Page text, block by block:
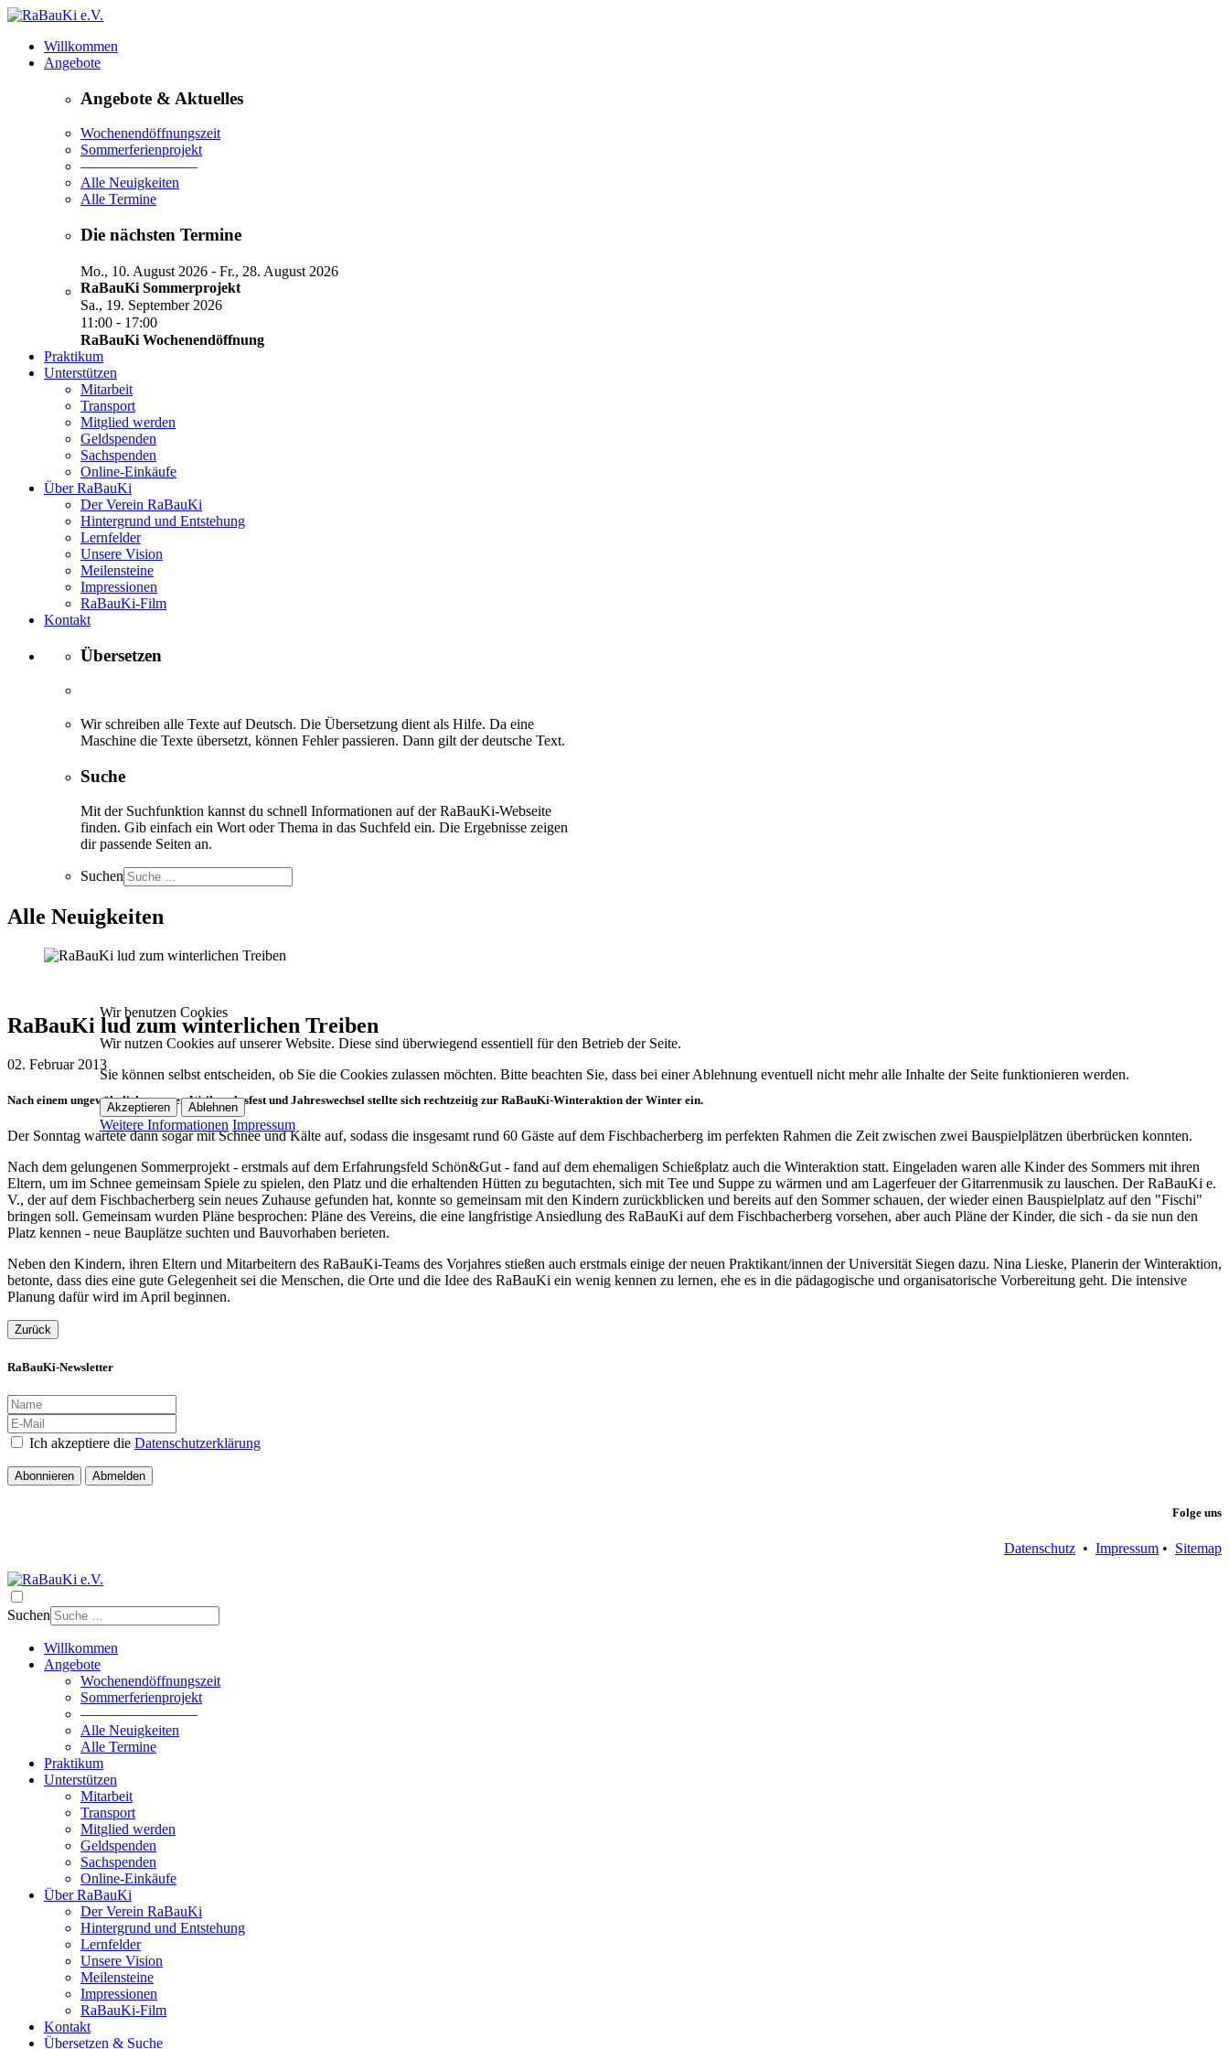
Willkommen
Angebote
Angebote & Aktuelles
Wochenendöffnungszeit
Sommerferienprojekt
————————
Alle Neuigkeiten
Alle Termine
Die nächsten Termine
Mo., 10. August 2026 - Fr., 28. August 2026
RaBauKi Sommerprojekt
Sa., 19. September 2026
11:00 - 17:00
RaBauKi Wochenendöffnung
Praktikum
Unterstützen
Mitarbeit
Transport
Mitglied werden
Geldspenden
Sachspenden
Online-Einkäufe
Über RaBauKi
Der Verein RaBauKi
Hintergrund und Entstehung
Lernfelder
Unsere Vision
Meilensteine
Impressionen
RaBauKi-Film
Kontakt
Übersetzen
Wir schreiben alle Texte auf Deutsch. Die Übersetzung dient als Hilfe. Da eine
Maschine die Texte übersetzt, können Fehler passieren. Dann gilt der deutsche Text.
Suche
Mit der Suchfunktion kannst du schnell Informationen auf der RaBauKi-Webseite
finden. Gib einfach ein Wort oder Thema in das Suchfeld ein. Die Ergebnisse zeigen
dir passende Seiten an.
Suchen
Alle Neuigkeiten
RaBauKi lud zum winterlichen Treiben
02. Februar 2013
Nach einem ungewöhnlich warmen Weihnachtsfest und Jahreswechsel stellte sich rechtzeitig zur RaBauKi-Winteraktion der Winter ein.
Der Sonntag wartete dann sogar mit Schnee und Kälte auf, sodass die insgesamt rund 60 Gäste auf dem Fischbacherberg im perfekten Rahmen die Zeit zwischen zwei Bauspielplätzen überbrücken konnten.
Nach dem gelungenen Sommerprojekt - erstmals auf dem Erfahrungsfeld Schön&Gut - fand auf dem ehemaligen Schießplatz auch die Winteraktion statt. Eingeladen waren alle Kinder des Sommers mit ihren
Eltern, um im Schnee gemeinsam Spiele zu spielen, den Platz und die erhaltenden Hütten zu begutachten, sich mit Tee und Suppe zu wärmen und am Lagerfeuer der Gitarrenmusik zu lauschen. Der RaBauKi e.
V., der auf dem Fischbacherberg sein neues Zuhause gefunden hat, konnte so gemeinsam mit den Kindern zurückblicken und bereits auf den Sommer schauen, der wieder einen Bauspielplatz auf den "Fischi"
bringen soll. Gemeinsam wurden Pläne besprochen: Pläne des Vereins, die eine langfristige Ansiedlung des RaBauKi auf dem Fischbacherberg vorsehen, aber auch Pläne der Kinder, die sich - da sie nun den
Platz kennen - neue Bauplätze suchten und Bauvorhaben berieten.
Neben den Kindern, ihren Eltern und Mitarbeitern des RaBauKi-Teams des Vorjahres stießen auch erstmals einige der neuen Praktikant/innen der Universität Siegen dazu. Nina Lieske, Planerin der Winteraktion,
betonte, dass dies eine gute Gelegenheit sei die Menschen, die Orte und die Idee des RaBauKi ein wenig kennen zu lernen, ehe es in die pädagogische und organisatorische Vorbereitung geht. Die intensive
Planung dafür wird im April beginnen.
Zurück
RaBauKi-Newsletter
Ich akzeptiere die Datenschutzerklärung
Abonnieren Abmelden
Folge uns
Datenschutz • Impressum • Sitemap
Suchen
Willkommen
Angebote
Wochenendöffnungszeit
Sommerferienprojekt
————————
Alle Neuigkeiten
Alle Termine
Praktikum
Unterstützen
Mitarbeit
Transport
Mitglied werden
Geldspenden
Sachspenden
Online-Einkäufe
Über RaBauKi
Der Verein RaBauKi
Hintergrund und Entstehung
Lernfelder
Unsere Vision
Meilensteine
Impressionen
RaBauKi-Film
Kontakt
Übersetzen & Suche
Wir benutzen Cookies
Wir nutzen Cookies auf unserer Website. Diese sind überwiegend essentiell für den Betrieb der Seite.
Sie können selbst entscheiden, ob Sie die Cookies zulassen möchten. Bitte beachten Sie, dass bei einer Ablehnung eventuell nicht mehr alle Inhalte der Seite funktionieren werden.
Akzeptieren Ablehnen
Weitere Informationen Impressum